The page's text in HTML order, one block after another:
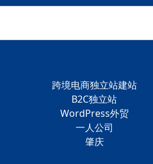
跨境电商独立站建站
B2C独立站
WordPress外贸
一人公司
肇庆